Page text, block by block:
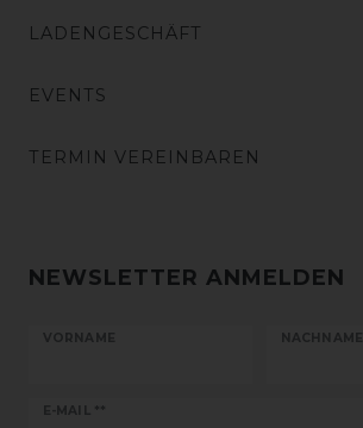
LADENGESCHÄFT
EVENTS
TERMIN VEREINBAREN
NEWSLETTER ANMELDEN
VORNAME NACHNAME
E-MAIL **
Newsletter